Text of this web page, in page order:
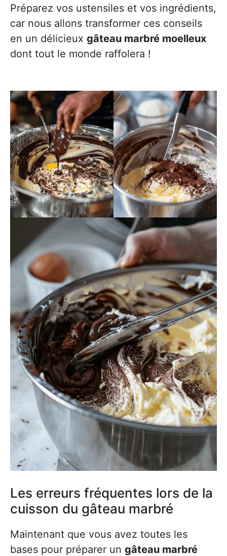
Préparez vos ustensiles et vos ingrédients,
car nous allons transformer ces conseils
en un délicieux gâteau marbré moelleux
dont tout le monde raffolera !
Les erreurs fréquentes lors de la
cuisson du gâteau marbré
Maintenant que vous avez toutes les
bases pour préparer un gâteau marbré